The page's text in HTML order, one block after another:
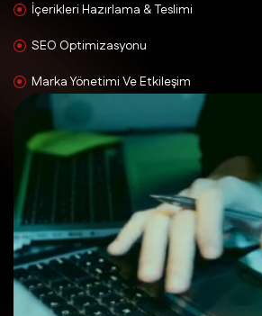
İçerikleri Hazırlama & Teslimi
SEO Optimizasyonu
Marka Yönetimi Ve Etkileşim